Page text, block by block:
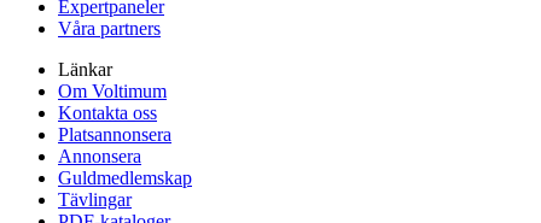
Expertpaneler
Våra partners
Länkar
Om Voltimum
Kontakta oss
Platsannonsera
Annonsera
Guldmedlemskap
Tävlingar